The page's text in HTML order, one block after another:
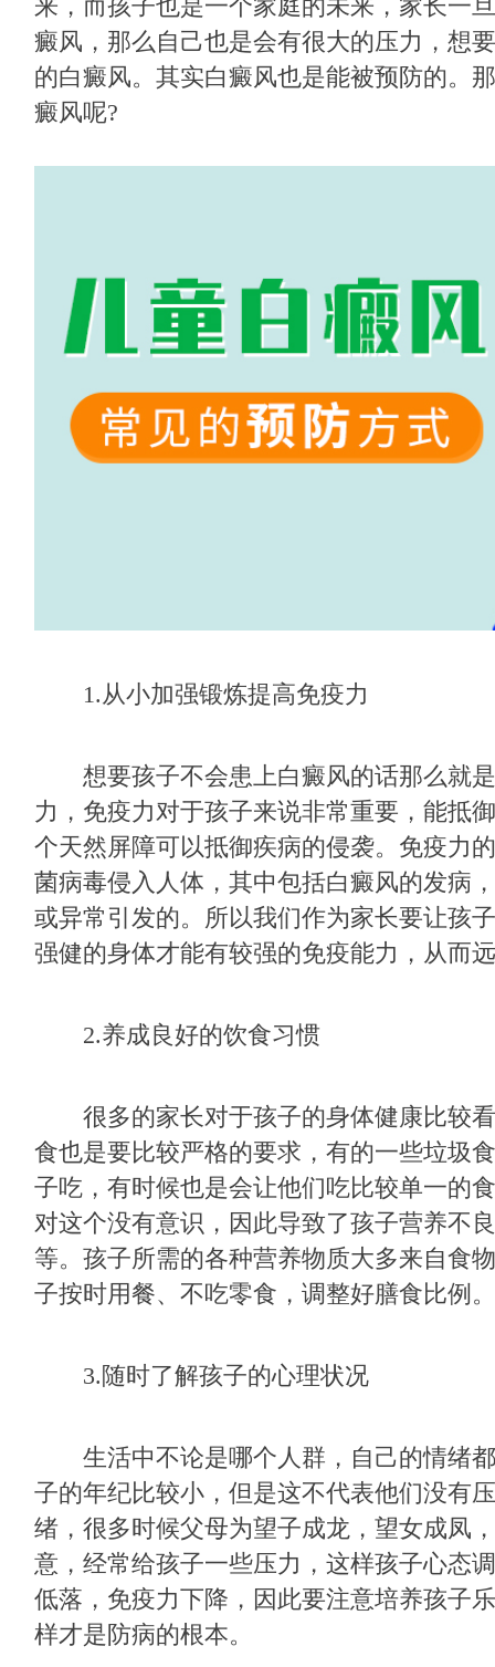
来，而孩子也是一个家庭的未来，家长一
癜风，那么自己也是会有很大的压力，想
的白癜风。其实白癜风也是能被预防的。
癜风呢?
1.从小加强锻炼提高免疫力
想要孩子不会患上白癜风的话那么就是
力，免疫力对于孩子来说非常重要，能抵
个天然屏障可以抵御疾病的侵袭。免疫力
菌病毒侵入人体，其中包括白癜风的发病
或异常引发的。所以我们作为家长要让孩
强健的身体才能有较强的免疫能力，从而
2.养成良好的饮食习惯
很多的家长对于孩子的身体健康比较看
食也是要比较严格的要求，有的一些垃圾
子吃，有时候也是会让他们吃比较单一的
对这个没有意识，因此导致了孩子营养不
等。孩子所需的各种营养物质大多来自食
子按时用餐、不吃零食，调整好膳食比例。
3.随时了解孩子的心理状况
生活中不论是哪个人群，自己的情绪都
子的年纪比较小，但是这不代表他们没有
绪，很多时候父母为望子成龙，望女成凤
意，经常给孩子一些压力，这样孩子心态
低落，免疫力下降，因此要注意培养孩子
样才是防病的根本。